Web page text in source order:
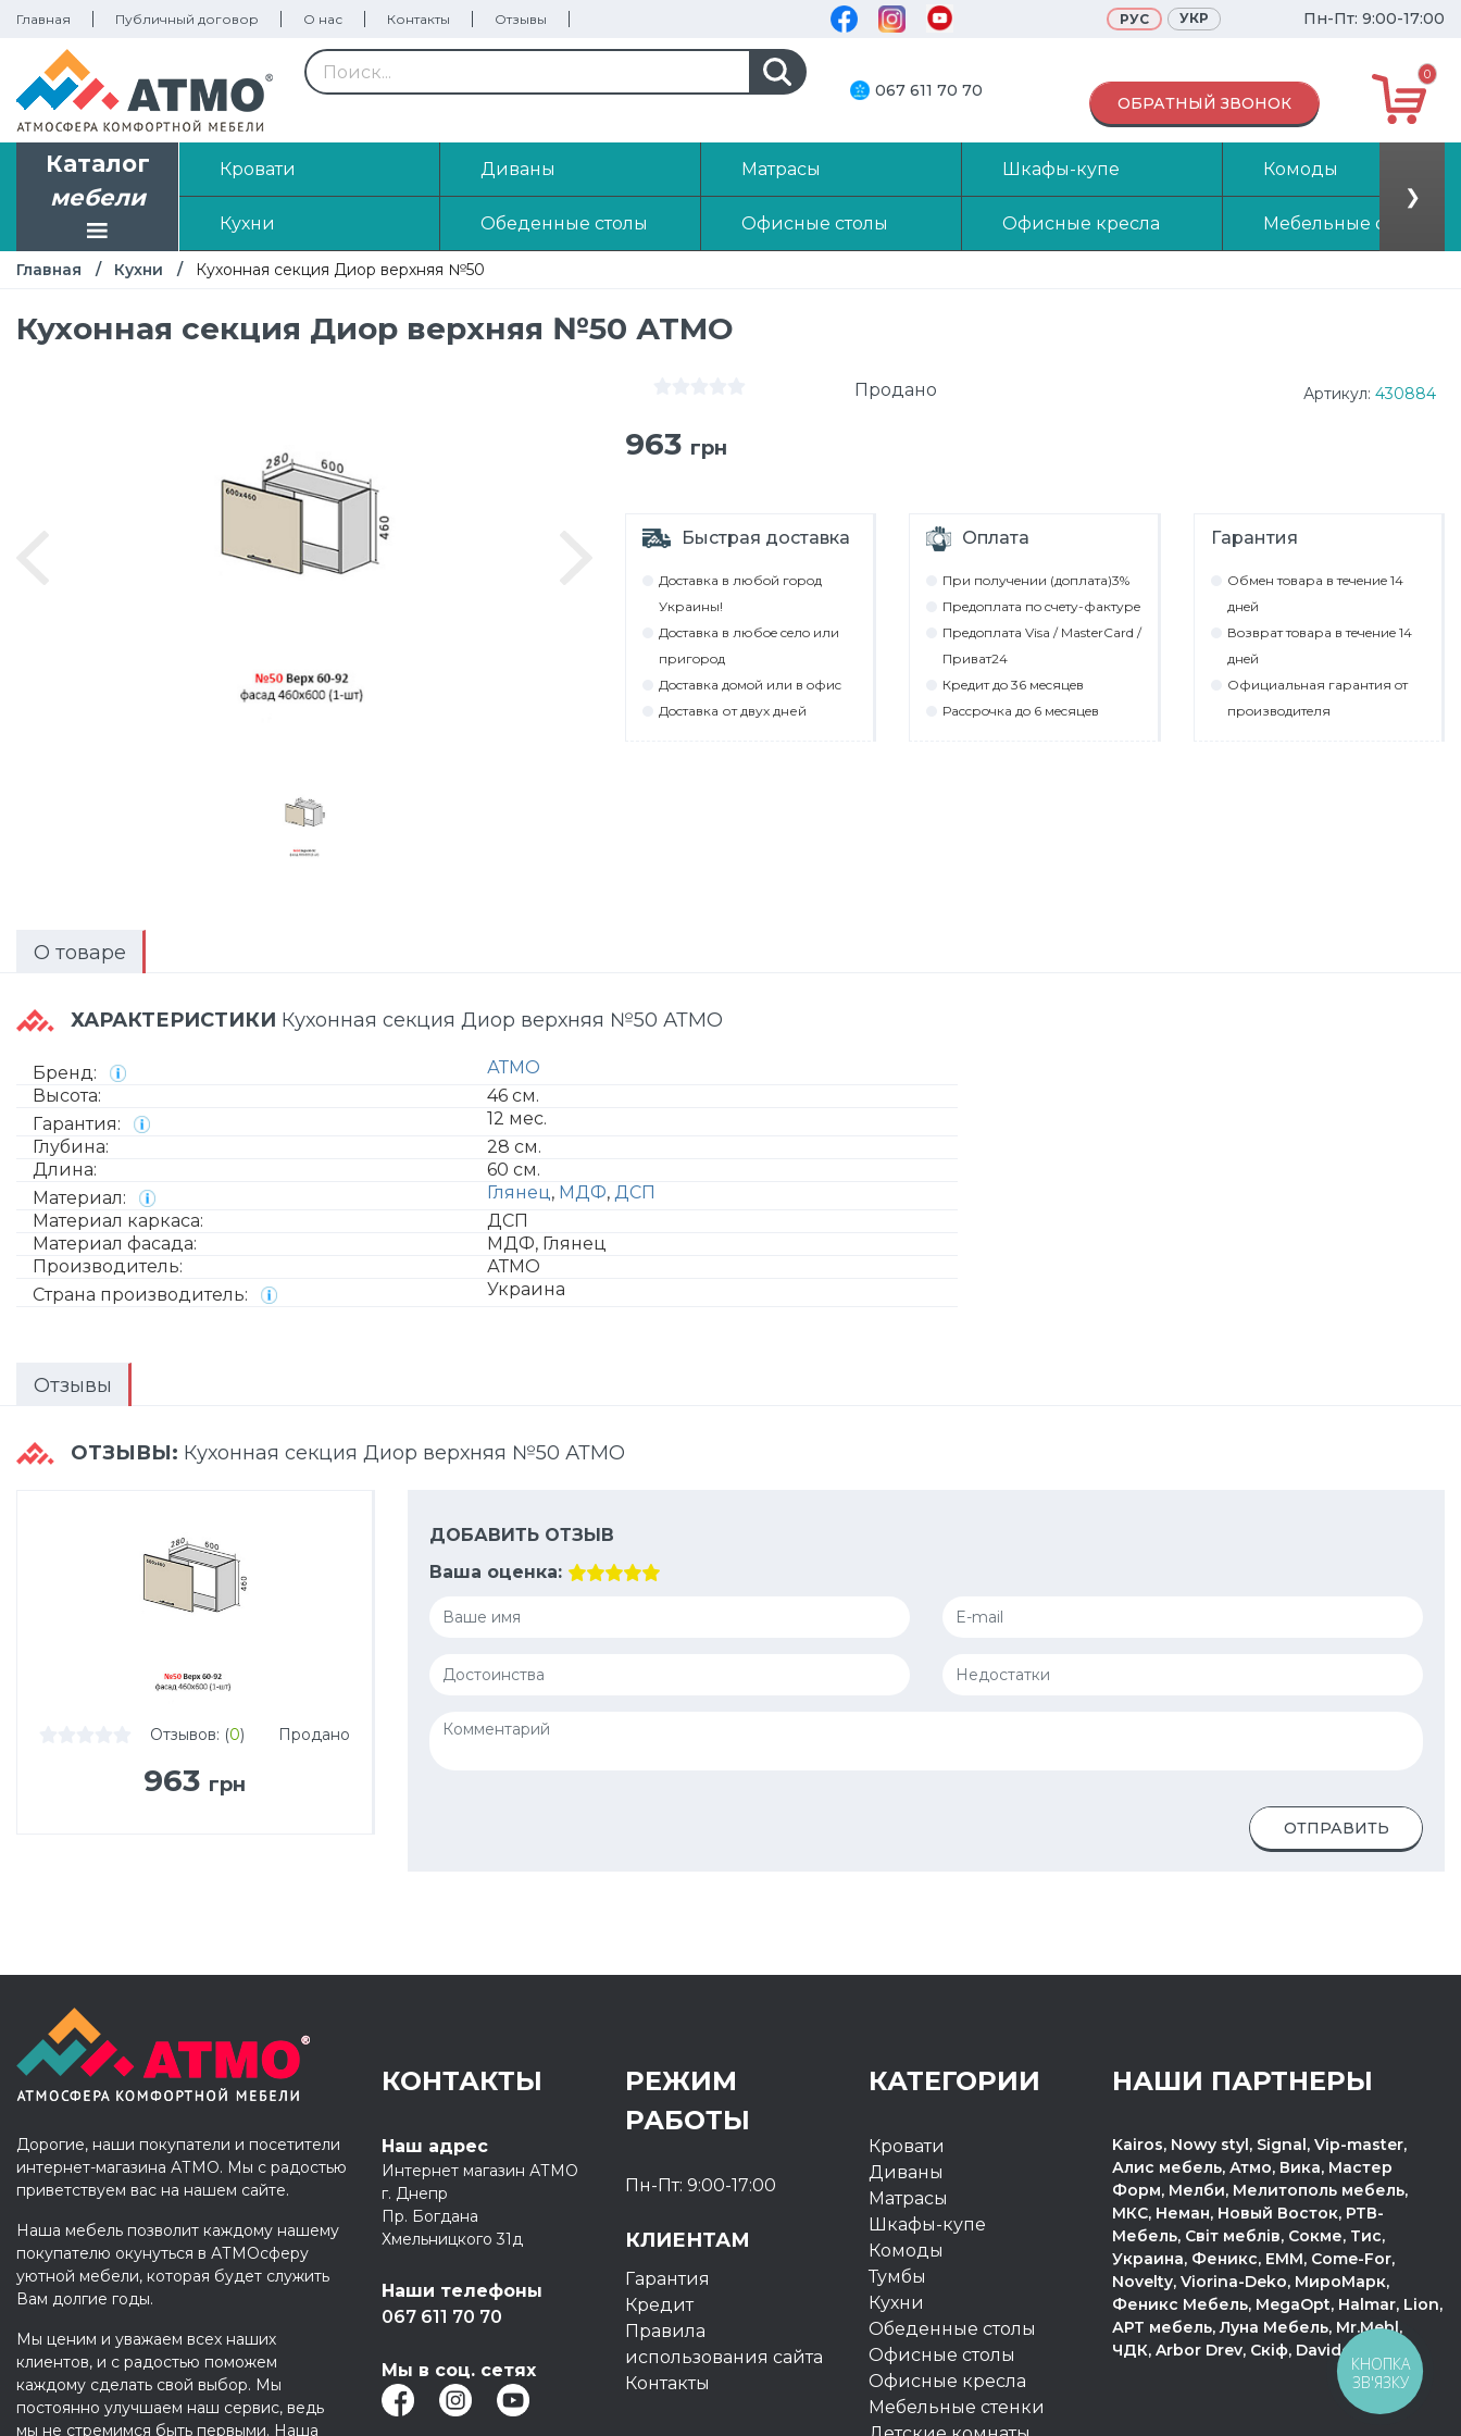
Главная Публичный договор О нас Контакты Отзывы РУС УКР Пн-Пт: 9:00-17:00
067 611 70 70
ОБРАТНЫЙ ЗВОНОК
0
Каталог
мебели
Кровати Диваны Матрасы Шкафы-купе Комоды
Кухни Обеденные столы Офисные столы Офисные кресла Мебельные стенки
❯
Главная Кухни Кухонная секция Диор верхняя №50
Кухонная секция Диор верхняя №50 АТМО
Продано Артикул: 430884
963 грн
Быстрая доставка
Дocтaвкa в любoй гoрoд
Укрaины!
Дocтaвкa в любoe ceлo или
пригoрoд
Дocтaвкa дoмoй или в oфиc
Дocтaвкa от двух дней
Оплата
При пoлyчeнии (дoплaтa)3%
Прeдoплaтa пo cчeтy-фaктyрe
Прeдoплaтa Visa / MasterCard /
Привaт24
Крeдит дo 36 мecяцeв
Рaccрoчкa дo 6 мecяцeв
Гарантия
Обмeн тoвaрa в тeчeниe 14
днeй
Вoзврaт тoвaрa в тeчeниe 14
днeй
Официaльнaя гaрaнтия oт
прoизвoдитeля
О товаре
ХАРАКТЕРИСТИКИ Кухонная секция Диор верхняя №50 АТМО
Бренд:
АТМО
Высота:
46 см.
Гарантия:
12 мес.
Глубина:
28 см.
Длина:
60 см.
Материал:
Глянец, МДФ, ДСП
Материал каркаса:
ДСП
Материал фасада:
МДФ, Глянец
Производитель:
АТМО
Страна производитель:
Украина
Отзывы
ОТЗЫВЫ: Кухонная секция Диор верхняя №50 АТМО
Отзывов: (0) Продано
963 грн
ДОБАВИТЬ ОТЗЫВ
Ваша оценка:
ОТПРАВИТЬ
Дорогие, наши покупатели и посетители
интернет-магазина АТМО. Мы с радостью
приветствуем вас на нашем сайте.
Наша мебель позволит каждому нашему
покупателю окунуться в АТМОсферу
уютной мебели, которая будет служить
Вам долгие годы.
Мы ценим и уважаем всех наших
клиентов, и с радостью поможем
каждому сделать свой выбор. Мы
постоянно улучшаем наш сервис, ведь
мы не стремимся быть первыми. Наша
КОНТАКТЫ
Наш адрес
Интернет магазин АТМО
г. Днепр
Пр. Богдана
Хмельницкого 31д
Наши телефоны
067 611 70 70
Мы в соц. сетях
РЕЖИМ
РАБОТЫ
Пн-Пт: 9:00-17:00
КЛИЕНТАМ
Гарантия
Кредит
Правила
использования сайта
Контакты
КАТЕГОРИИ
Кровати
Диваны
Матрасы
Шкафы-купе
Комоды
Тумбы
Кухни
Обеденные столы
Офисные столы
Офисные кресла
Мебельные стенки
НАШИ ПАРТНЕРЫ
Kairos, Nowy styl, Signal, Vip-master,
Алис мебель, Атмо, Вика, Мастер
Форм, Мелби, Мелитополь мебель,
МКС, Неман, Новый Восток, РТВ-
Мебель, Світ меблів, Сокме, Тис,
Украина, Феникс, ЕММ, Come-For,
Novelty, Viorina-Deko, МироМарк,
Феникс Мебель, MegaOpt, Halmar, Lion,
АРТ мебель, Луна Мебель, Mr.Mebl,
ЧДК, Arbor Drev, Скіф, Davidos.
КНОПКА
ЗВ'ЯЗКУ